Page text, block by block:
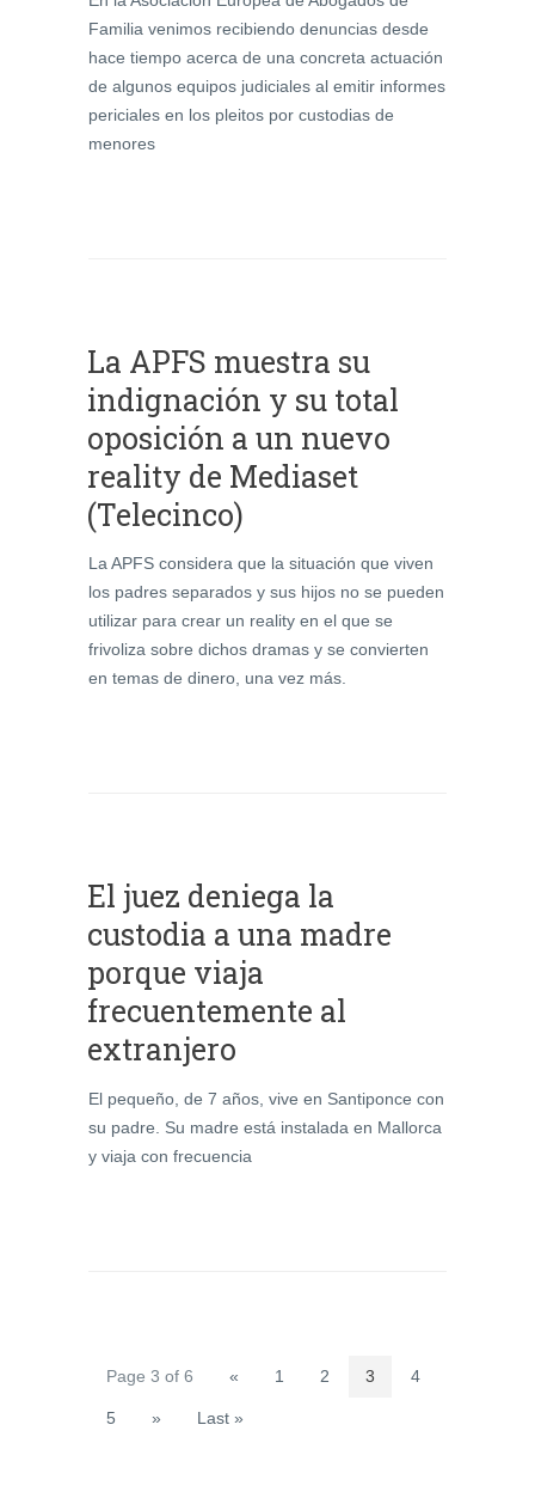
Familia venimos recibiendo denuncias desde
hace tiempo acerca de una concreta actuación
de algunos equipos judiciales al emitir informes
periciales en los pleitos por custodias de
menores
La APFS muestra su
indignación y su total
oposición a un nuevo
reality de Mediaset
(Telecinco)
La APFS considera que la situación que viven
los padres separados y sus hijos no se pueden
utilizar para crear un reality en el que se
frivoliza sobre dichos dramas y se convierten
en temas de dinero, una vez más.
El juez deniega la
custodia a una madre
porque viaja
frecuentemente al
extranjero
El pequeño, de 7 años, vive en Santiponce con
su padre. Su madre está instalada en Mallorca
y viaja con frecuencia
Page 3 of 6 « 1 2 3 4
5 » Last »